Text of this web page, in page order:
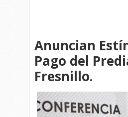
Anuncian
Pago del
Fresnillo.